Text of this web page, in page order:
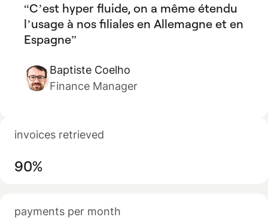
C’est hyper fluide, on a même étendu
l’usage à nos filiales en Allemagne et en
Espagne
Baptiste Coelho
Finance Manager
invoices retrieved
90%
payments per month